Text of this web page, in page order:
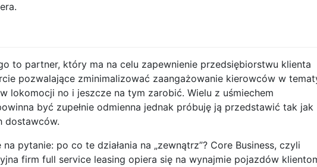
to partner, który ma na celu zapewnienie przedsiębiorstwu klienta
pozwalające zminimalizować zaangażowanie kierowców w
lokomocji no i jeszcze na tym zarobić. Wielu z uśmiechem
być zupełnie odmienna jednak próbuję ją przedstawić tak jak
dostawców.
pytanie: po co te działania na „zewnątrz”? Core Business, czyli
firm full service leasing opiera się na wynajmie pojazdów